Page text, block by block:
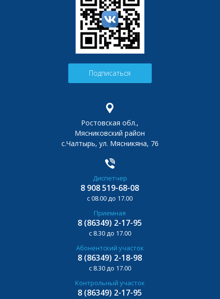
Подписаться
Ростовская обл.,
Мясниковский район
с.Чалтырь, ул. Мясникяна, 76
Диспетчер
8 908 519-68-08
с 08.00 до 17.00
Приемная
8 (86349) 2-17-95
с 8.30 до 17.00
Абонентский участок
8 (86349) 2-18-98
с 8.30 до 17.00
Контрольный участок
8 (86349) 2-17-95